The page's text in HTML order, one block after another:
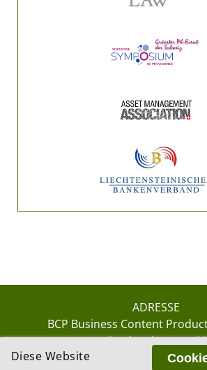
ADRESSE
BCP Business Content
Gotthardstrasse 38
8002 Zürich
Diese Website